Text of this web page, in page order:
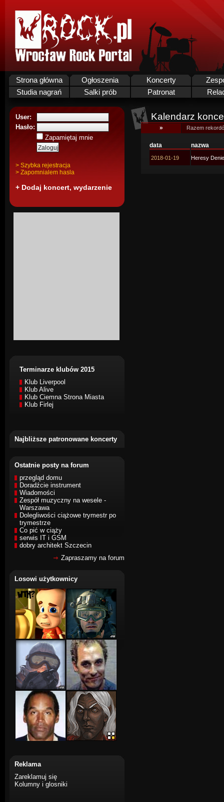
Strona główna Ogłoszenia Koncerty
Studia nagrań
Salki prób Patronat
User:
Hasło:
Zapamiętaj mnie
> Szybka rejestracja
> Zapomnialem hasla
+ Dodaj koncert, wydarzenie
Terminarze klubów 2015
Klub Liverpool
Klub Alive
Klub Ciemna Strona Miasta
Klub Firlej
Najbliższe patronowane koncerty
Ostatnie posty na forum
przegląd domu
Doradźcie instrument
Wiadomości
Zespół muzyczny na wesele -
Warszawa
Dolegliwości ciążowe trymestr po
trymestrze
Co pić w ciąży
serwis IT i GSM
dobry architekt Szczecin
Zapraszamy na forum
Losowi użytkownicy
Reklama
Zareklamuj się
Kolumny i glosniki
Kalendarz
» Razem
data nazwa
2018-01-19 Heresy